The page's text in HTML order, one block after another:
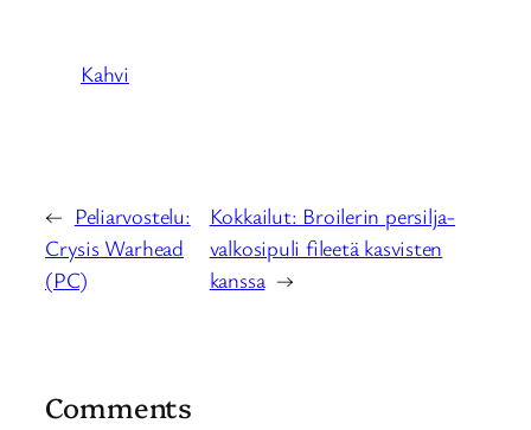
Kahvi
← Peliarvostelu:
Crysis Warhead
(PC)
Kokkailut: Broilerin persilja-
valkosipuli fileetä kasvisten
kanssa →
Comments